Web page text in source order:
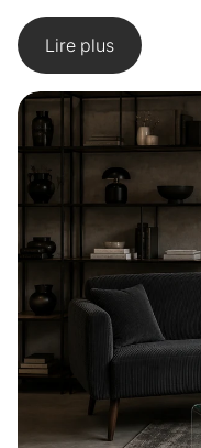
Lire plus